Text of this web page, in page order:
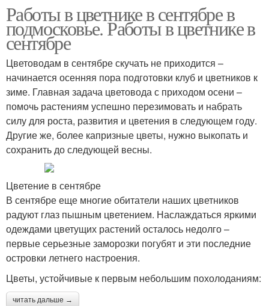
Работы в цветнике в сентябре в
подмосковье. Работы в цветнике в
сентябре
Цветоводам в сентябре скучать не приходится –
начинается осенняя пора подготовки клуб и цветников к
зиме. Главная задача цветовода с приходом осени –
помочь растениям успешно перезимовать и набрать
силу для роста, развития и цветения в следующем году.
Другие же, более капризные цветы, нужно выкопать и
сохранить до следующей весны.
Цветение в сентябре
В сентябре еще многие обитатели наших цветников
радуют глаз пышным цветением. Наслаждаться яркими
одеждами цветущих растений осталось недолго –
первые серьезные заморозки погубят и эти последние
островки летнего настроения.
Цветы, устойчивые к первым небольшим похолоданиям:
читать дальше →